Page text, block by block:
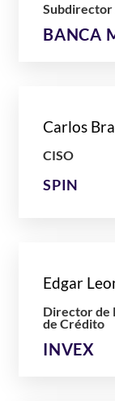
Subdirector
BANCA
Carlos
CISO
SPIN
Edgar
Director de
de Crédito
INVEX